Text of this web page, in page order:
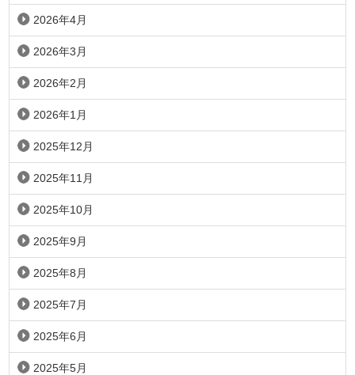
2026年4月
2026年3月
2026年2月
2026年1月
2025年12月
2025年11月
2025年10月
2025年9月
2025年8月
2025年7月
2025年6月
2025年5月